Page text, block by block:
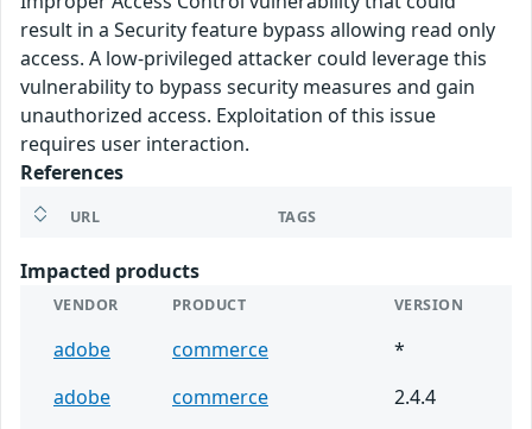
result in a Security feature bypass allowing read only
access. A low-privileged attacker could leverage this
vulnerability to bypass security measures and gain
unauthorized access. Exploitation of this issue
requires user interaction.
References
URL TAGS
Impacted products
VENDOR PRODUCT VERSION
adobe commerce
*
adobe
commerce 2.4.4